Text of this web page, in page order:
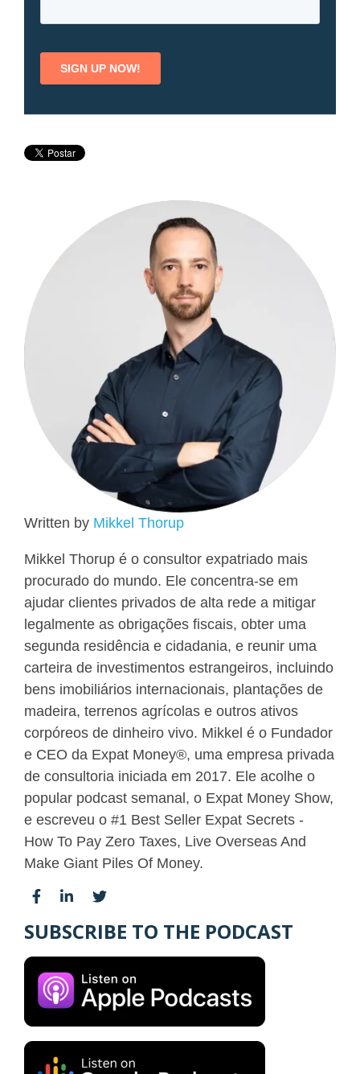
Written by Mikkel Thorup
Mikkel Thorup é o consultor expatriado mais
procurado do mundo. Ele concentra-se em
ajudar clientes privados de alta rede a mitigar
legalmente as obrigações fiscais, obter uma
segunda residência e cidadania, e reunir uma
carteira de investimentos estrangeiros, incluindo
bens imobiliários internacionais, plantações de
madeira, terrenos agrícolas e outros ativos
corpóreos de dinheiro vivo. Mikkel é o Fundador
e CEO da Expat Money®, uma empresa privada
de consultoria iniciada em 2017. Ele acolhe o
popular podcast semanal, o Expat Money Show,
e escreveu o #1 Best Seller Expat Secrets -
How To Pay Zero Taxes, Live Overseas And
Make Giant Piles Of Money.
SUBSCRIBE TO THE PODCAST